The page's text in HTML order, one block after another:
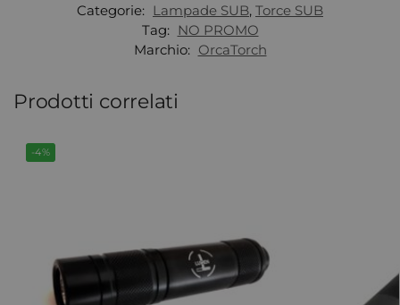
Categorie: Lampade SUB, Torce SUB
Tag: NO PROMO
Marchio: OrcaTorch
Prodotti correlati
-4%